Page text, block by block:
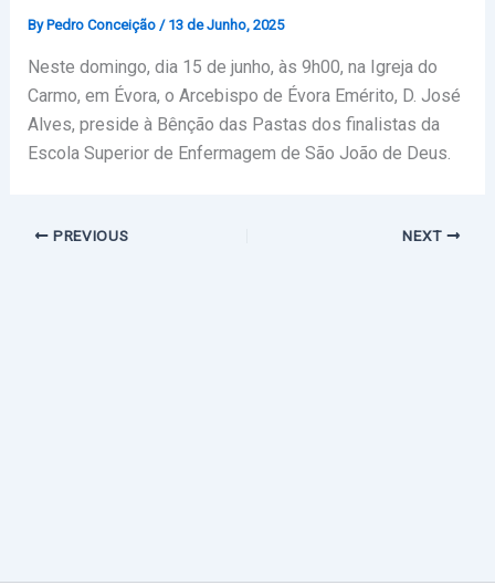
By Pedro Conceição / 13 de Junho, 2025
Neste domingo, dia 15 de junho, às 9h00, na Igreja do
Carmo, em Évora, o Arcebispo de Évora Emérito, D. José
Alves, preside à Bênção das Pastas dos finalistas da
Escola Superior de Enfermagem de São João de Deus.
PREVIOUS NEXT